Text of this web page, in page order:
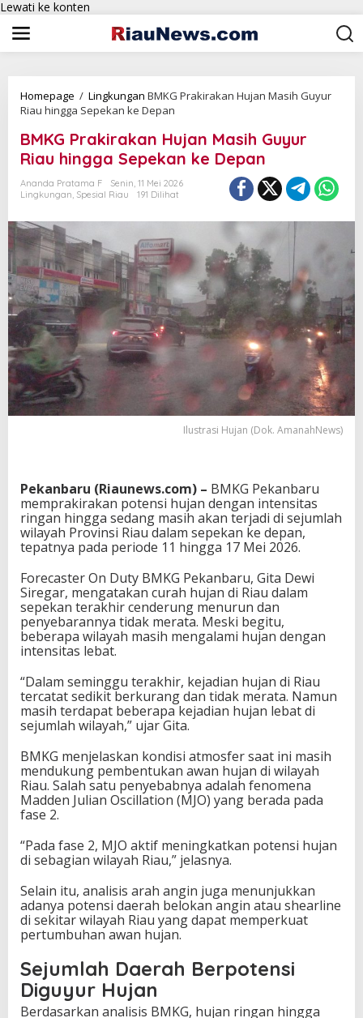
Lewati ke konten
Homepage / Lingkungan BMKG Prakirakan Hujan Masih Guyur
Riau hingga Sepekan ke Depan
BMKG Prakirakan Hujan Masih Guyur
Riau hingga Sepekan ke Depan
Ananda Pratama F
Senin, 11 Mei 2026
Lingkungan, Spesial Riau 191 Dilihat
Ilustrasi Hujan (Dok. AmanahNews)
Pekanbaru (Riaunews.com) – BMKG Pekanbaru
memprakirakan potensi hujan dengan intensitas
ringan hingga sedang masih akan terjadi di sejumlah
wilayah Provinsi Riau dalam sepekan ke depan,
tepatnya pada periode 11 hingga 17 Mei 2026.
Forecaster On Duty BMKG Pekanbaru, Gita Dewi
Siregar, mengatakan curah hujan di Riau dalam
sepekan terakhir cenderung menurun dan
penyebarannya tidak merata. Meski begitu,
beberapa wilayah masih mengalami hujan dengan
intensitas lebat.
“Dalam seminggu terakhir, kejadian hujan di Riau
tercatat sedikit berkurang dan tidak merata. Namun
masih terdapat beberapa kejadian hujan lebat di
sejumlah wilayah,” ujar Gita.
BMKG menjelaskan kondisi atmosfer saat ini masih
mendukung pembentukan awan hujan di wilayah
Riau. Salah satu penyebabnya adalah fenomena
Madden Julian Oscillation (MJO) yang berada pada
fase 2.
“Pada fase 2, MJO aktif meningkatkan potensi hujan
di sebagian wilayah Riau,” jelasnya.
Selain itu, analisis arah angin juga menunjukkan
adanya potensi daerah belokan angin atau shearline
di sekitar wilayah Riau yang dapat memperkuat
pertumbuhan awan hujan.
Sejumlah Daerah Berpotensi
Diguyur Hujan
Berdasarkan analisis BMKG, hujan ringan hingga